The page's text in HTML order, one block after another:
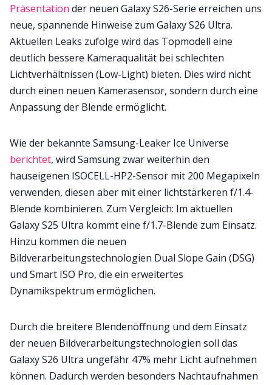
Präsentation der neuen Galaxy S26-Serie erreichen uns
neue, spannende Hinweise zum Galaxy S26 Ultra.
Aktuellen Leaks zufolge wird das Topmodell eine
deutlich bessere Kameraqualität bei schlechten
Lichtverhältnissen (Low-Light) bieten. Dies wird nicht
durch einen neuen Kamerasensor, sondern durch eine
Anpassung der Blende ermöglicht.
Wie der bekannte Samsung-Leaker Ice Universe
berichtet, wird Samsung zwar weiterhin den
hauseigenen ISOCELL-HP2-Sensor mit 200 Megapixeln
verwenden, diesen aber mit einer lichtstärkeren f/1.4-
Blende kombinieren. Zum Vergleich: Im aktuellen
Galaxy S25 Ultra kommt eine f/1.7-Blende zum Einsatz.
Hinzu kommen die neuen
Bildverarbeitungstechnologien Dual Slope Gain (DSG)
und Smart ISO Pro, die ein erweitertes
Dynamikspektrum ermöglichen.
Durch die breitere Blendenöffnung und dem Einsatz
der neuen Bildverarbeitungstechnologien soll das
Galaxy S26 Ultra ungefähr 47% mehr Licht aufnehmen
können. Dadurch werden besonders Nachtaufnahmen